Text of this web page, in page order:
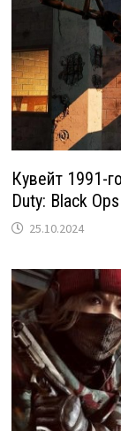
Кувейт 1991-
Duty: Black
25.10.2024